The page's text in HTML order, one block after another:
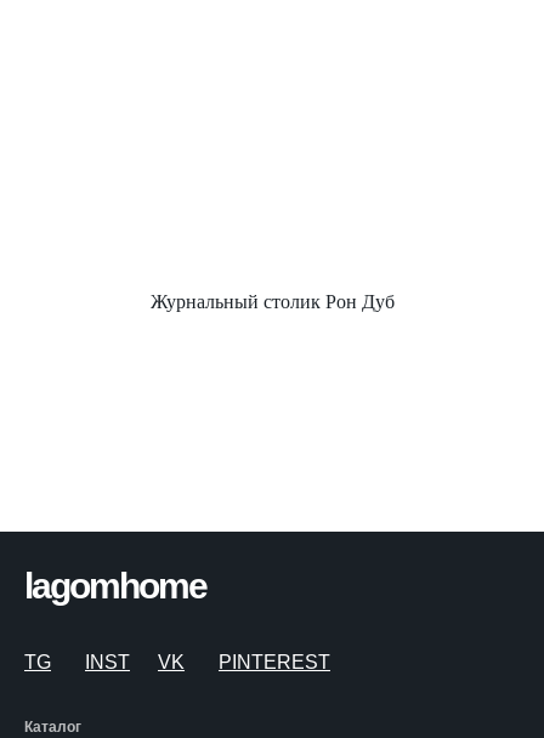
Журнальный столик Рон Дуб
lagomhome
Каталог
TG INST VK PINTEREST